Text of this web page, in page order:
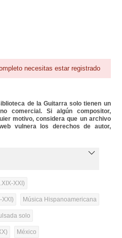
necesitas estar registrado
de la Guitarra solo tienen un
comercial. Si algún compositor,
motivo, considera que un archivo
vulnera los derechos de autor,
XXI)
XXI) Música Hispanoamericana
solo
México